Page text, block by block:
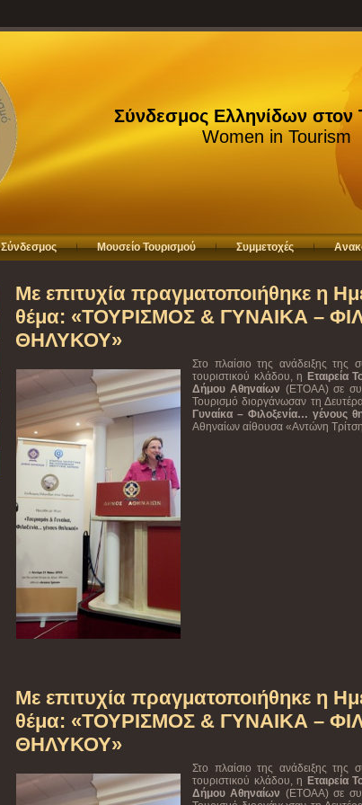
Σύνδεσμος Ελληνίδων στον
Women in Tourism
Σύνδεσμος Μουσείο Τουρισμού Συμμετοχές
Με επιτυχία πραγματοποιήθηκε η
θέμα: «ΤΟΥΡΙΣΜΟΣ & ΓΥΝΑΙΚΑ –
ΘΗΛΥΚΟΥ»
Στο πλαίσιο της ανάδειξης της
τουριστικού κλάδου, η Εταιρεία
Δήμου Αθηναίων (ΕΤΟΑΑ) σε
Τουρισμό διοργάνωσαν τη
Γυναίκα – Φιλοξενία… γένους
Αθηναίων αίθουσα «Αντώνη
Με επιτυχία πραγματοποιήθηκε η
θέμα: «ΤΟΥΡΙΣΜΟΣ & ΓΥΝΑΙΚΑ –
ΘΗΛΥΚΟΥ»
Στο πλαίσιο της ανάδειξης της
τουριστικού κλάδου, η Εταιρεία
Δήμου Αθηναίων (ΕΤΟΑΑ) σε